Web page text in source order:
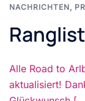
NACHRICHTEN,
Alle Road to
aktualisiert!